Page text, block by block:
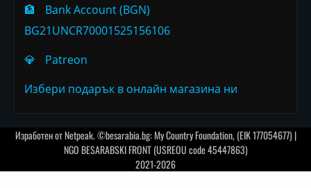
🏦
Bank Account (BGN)
BG21UNCR70001525156106
💎
Patreon
Избери подарък в онлайн магазина ни
Изработен отNetpeak. ©besarabia.bg: My Country Foundation, (EIK 177054677) |
NGO BESARABSKI FRONT (USREOU code 45447863)
2021-2026